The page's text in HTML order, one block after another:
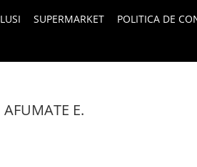
SUPERMARKET POLITICA DE
E.